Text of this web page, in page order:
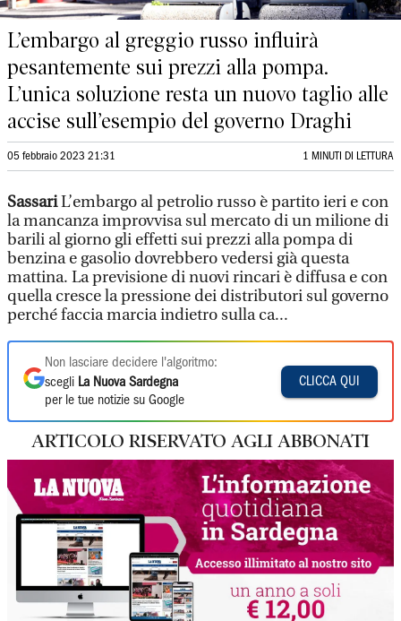
L’embargo al greggio russo influirà
pesantemente sui prezzi alla pompa.
L’unica soluzione resta un nuovo taglio alle
accise sull’esempio del governo Draghi
05 febbraio 2023 21:31 1 MINUTI DI LETTURA
SassariL’embargo al petrolio russo è partito ieri e con
la mancanza improvvisa sul mercato di un milione di
barili al giorno gli effetti sui prezzi alla pompa di
benzina e gasolio dovrebbero vedersi già questa
mattina. La previsione di nuovi rincari è diffusa e con
quella cresce la pressione dei distributori sul governo
perché faccia marcia indietro sulla ca...
Non lasciare decidere l'algoritmo:
scegli La Nuova Sardegna
per le tue notizie su Google
CLICCA QUI
ARTICOLO RISERVATO AGLI ABBONATI